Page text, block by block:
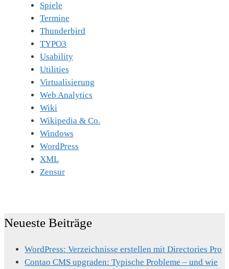
Spiele
Termine
Thunderbird
TYPO3
Usability
Utilities
Virtualisierung
Web Analytics
Wiki
Wikipedia & Co.
Windows
WordPress
XML
Zensur
Neueste Beiträge
WordPress: Verzeichnisse erstellen mit Directories Pro
Contao CMS upgraden: Typische Probleme – und wie